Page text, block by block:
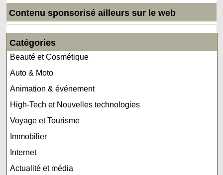
Contenu sponsorisé ailleurs sur le web
Catégories
Beauté et Cosmétique
Auto & Moto
Animation & événement
High-Tech et Nouvelles technologies
Voyage et Tourisme
Immobilier
Internet
Actualité et média